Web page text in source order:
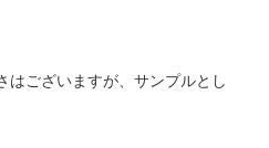
はございますが、サンプルとし